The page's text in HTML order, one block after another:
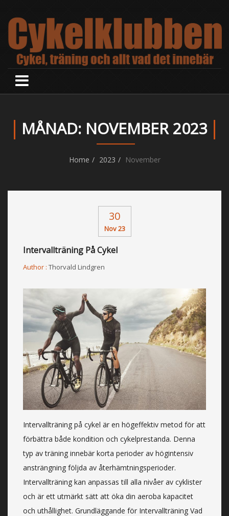
MÅNAD: NOVEMBER 2023
Home 2023 November
30
Nov 23
Intervallträning På Cykel
Author : Thorvald Lindgren
Intervallträning på cykel är en högeffektiv metod för att
förbättra både kondition och cykelprestanda. Denna
typ av träning innebär korta perioder av högintensiv
ansträngning följda av återhämtningsperioder.
Intervallträning kan anpassas till alla nivåer av cyklister
och är ett utmärkt sätt att öka din aeroba kapacitet
och uthållighet. Grundläggande för Intervallträning Vad